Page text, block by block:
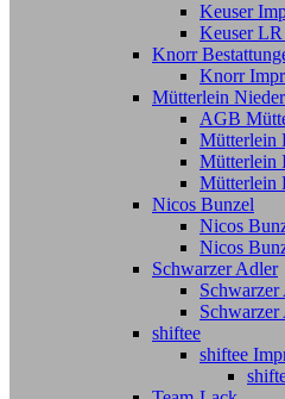
Keuser
Keuser
Knorr
Knorr
Mütterlein
AGB
Mütterlein
Mütterlein
Mütterlein
Nicos Bunzel
Nicos
Nicos
Schwarzer Adler
shiftee
shiftee